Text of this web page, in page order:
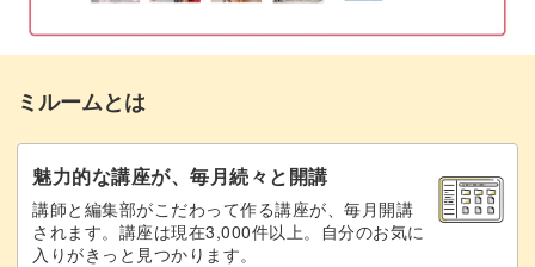
プしていけるのがこの講座の魅力◎
大きな刺繍枠を使えば、もっと長いテープを作ることもで
きますよ。
ミルームとは
魅力的な講座が、毎月続々と開講
講師と編集部がこだわって作る講座が、毎月開講
されます。講座は現在3,000件以上。自分のお気に
入りがきっと見つかります。